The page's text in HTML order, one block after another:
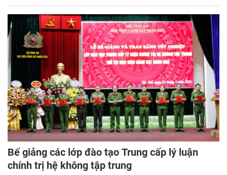
trọng của các thế hệ cán bộ, chiến sĩ đối với sự nghiệp
giáo dục, đào tạo, nghiên cứu khoa học của Học viện
CSND và lực lượng CAND.
Bế giảng các lớp đào tạo Trung cấp lý luận
chính trị hệ không tập trung